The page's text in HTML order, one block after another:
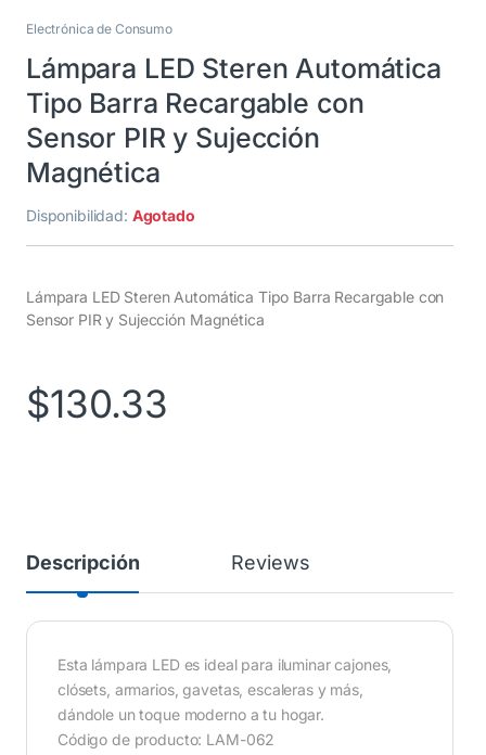
Electrónica de Consumo
Lámpara LED Steren Automática
Tipo Barra Recargable con
Sensor PIR y Sujección
Magnética
Disponibilidad: Agotado
Lámpara LED Steren Automática Tipo Barra Recargable con
Sensor PIR y Sujección Magnética
$130.33
Descripción Reviews
Esta lámpara LED es ideal para iluminar cajones,
clósets, armarios, gavetas, escaleras y más,
dándole un toque moderno a tu hogar.
Código de producto: LAM-062